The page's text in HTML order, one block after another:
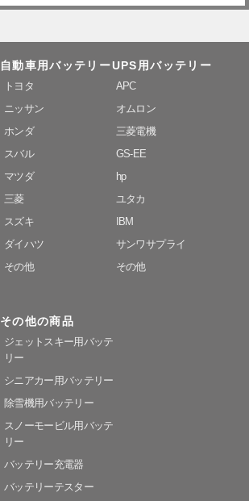
自動車用バッテリー
トヨタ
ニッサン
ホンダ
スバル
マツダ
三菱
スズキ
ダイハツ
その他
UPS用バッテリー
APC
オムロン
三菱電機
GS-EE
hp
ユタカ
IBM
サンワサプライ
その他
その他の商品
ジェットスキー用バッテ
リー
シニアカー用バッテリー
除雪機用バッテリー
スノーモービル用バッテ
リー
バッテリー充電器
バッテリーテスター